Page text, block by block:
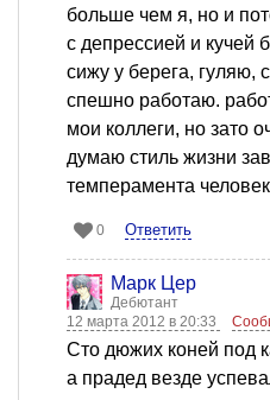
больше чем я, но и
с депрессией и кучей
сижу у берега, гуляю,
спешно работаю.
мои коллеги, но зато
думаю стиль жизни
темперамента
0 Ответить
Марк Цер
Дебютант
12 марта 2012 в 20:33
Сто дюжих коней под
а прадед везде